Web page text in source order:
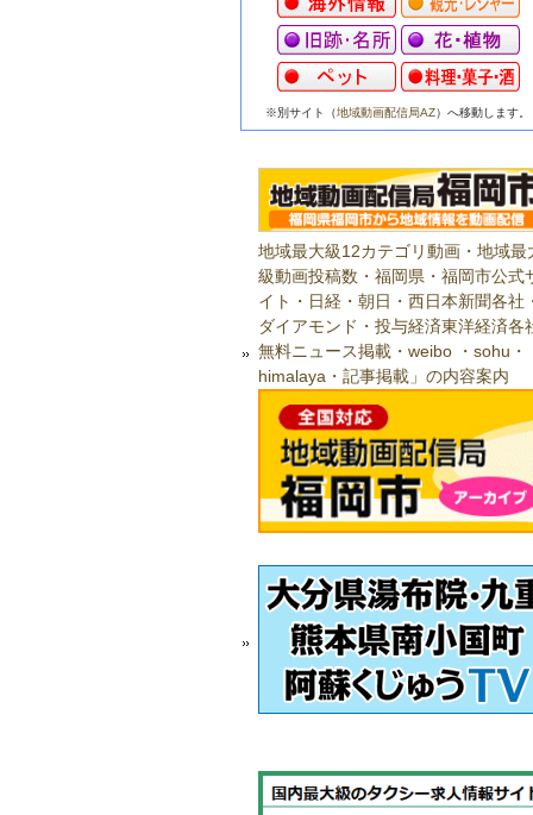
※別サイト（地域動画配信局AZ）へ移動します。
地域最大級12カテゴリ動画・地域最
級動画投稿数・福岡県・福岡市公式
イト・日経・朝日・西日本新聞各社
ダイアモンド・投与経済東洋経済各
無料ニュース掲載・weibo ・sohu・
himalaya・記事掲載」の内容案内